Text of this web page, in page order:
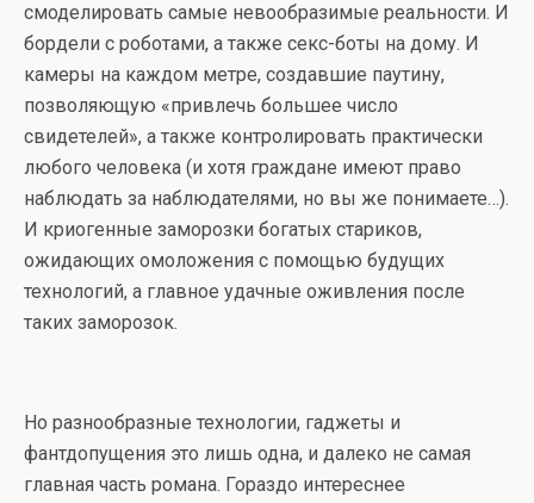
смоделировать самые невообразимые реальности. И
бордели с роботами, а также секс-боты на дому. И
камеры на каждом метре, создавшие паутину,
позволяющую «привлечь большее число
свидетелей», а также контролировать практически
любого человека (и хотя граждане имеют право
наблюдать за наблюдателями, но вы же понимаете…).
И криогенные заморозки богатых стариков,
ожидающих омоложения с помощью будущих
технологий, а главное удачные оживления после
таких заморозок.
Но разнообразные технологии, гаджеты и
фантдопущения это лишь одна, и далеко не самая
главная часть романа. Гораздо интереснее